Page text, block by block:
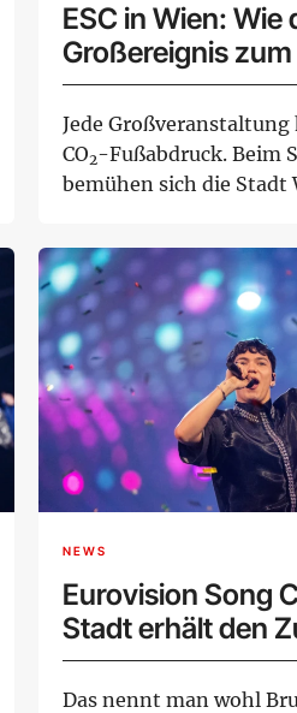
ESC in Wien: Wie
Großereignis
wird
Jede
CO2-Fußabdruck. Beim
bemühen sich die Stadt
NEWS
Eurovision Song
Stadt erhält den
Das nennt man wohl